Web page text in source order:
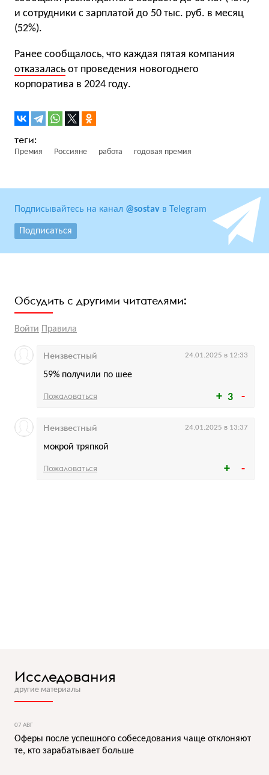
и сотрудники с зарплатой до 50 тыс. руб. в месяц
(52%).
Ранее сообщалось, что каждая пятая компания
отказалась от проведения новогоднего
корпоратива в 2024 году.
Премия Россияне работа годовая премия
Подписывайтесь на канал @sostav в Telegram
Подписаться
Обсудить с другими читателями:
Войти Правила
3
59% получили по шее
Неизвестный 24.01.2025 в 12:33
Пожаловаться
мокрой тряпкой
Неизвестный 24.01.2025 в 13:37
Пожаловаться
Исследования
другие материалы
07 АВГ
Оферы после успешного собеседования чаще отклоняют
те, кто зарабатывает больше